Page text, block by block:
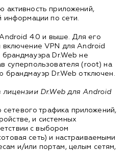
активность приложений,
информации по сети.
4.0 и выше. Для его
включение VPN для Android
Dr.Web не
суперпользователя (root) на
брандмауэр Dr.Web отключен.
лицензии Dr.Web для Android
трафика приложений,
и системных
с выбором
сеть) и настраиваемыми
и/или портам, целым сетям,